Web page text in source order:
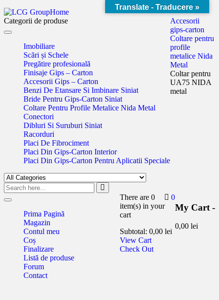
Categorii de produse
Toggle
navigationImobiliare
Scări și Schele
Pregătire profesională
Finisaje Gips – Carton
Accesorii Gips – Carton
Benzi De Etansare Si Imbinare Siniat
Bride Pentru Gips-Carton Siniat
Coltare Pentru Profile Metalice Nida Metal
Conectori
Dibluri Si Suruburi Siniat
Racorduri
Placi De Fibrociment
Placi Din Gips-Carton Interior
Placi Din Gips-Carton Pentru Aplicatii Speciale
Toggle
navigationPrima Pagină
Magazin
Contul meu
Coș
Finalizare
Listă de produse
Forum
Contact
My Cart -
0,00 lei
0
There are 0
item(s) in your
cart
Subtotal: 0,00 lei
View Cart
Check Out
Home
Accesorii
gips-carton
Coltare pentru
profile
metalice Nida
Metal
Coltar pentru
UA75 NIDA
metal
Translate - Traducere »